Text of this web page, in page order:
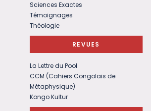
Sciences Exactes
Témoignages
Théologie
REVUES
La Lettre du Pool
CCM (Cahiers Congolais de
Métaphysique)
Kongo Kultur